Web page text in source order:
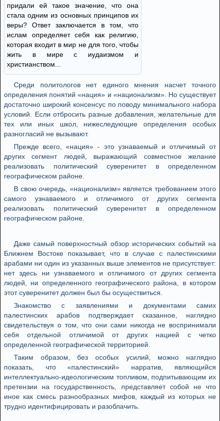
придали ей такое значение, что она
стала одним из основных принципов их
веры? Ответ заключается в том, что
ислам определяет себя как религию,
которая входит в мир не для того, чтобы
жить в мире с иудаизмом и
христианством...
Среди политологов нет единого мнения насчет точного
определения понятий «нация» и «национализм». Но существует
достаточно широкий консенсус по поводу минимального набора
условий. Если отбросить разные добавления, желательные для
тех или иных школ, нижеследующие определения особых
разногласий не вызывают.
Прежде всего, «нация» - это узнаваемый и отличимый от
других сегмент людей, выражающий совместное желание
реализовать политический суверенитет в определенном
географическом районе.
В свою очередь, «национализм» является требованием этого
самого узнаваемого и отличимого от других сегмента
реализовать политический суверенитет в определенном
географическом районе.
Даже самый поверхностный обзор исторических событий на
Ближнем Востоке показывает, что в случае с палестинскими
арабами ни один из указанных выше элементов не присутствует:
нет здесь ни узнаваемого и отличимого от других сегмента
людей, ни определенного географического района, в котором
этот суверенитет должен был бы осуществиться.
Знакомство с заявлениями и документами самих
палестинских арабов подтверждает сказанное, наглядно
свидетельствуя о том, что они сами никогда не воспринимали
себя отдельной отличимой от других нацией с четко
определенной географической территорией.
Таким образом, без особых усилий, можно наглядно
показать, что «палестинский» нарратив, являющийся
интеллектуально-идеологическим топливом, подпитывающим их
претензии на государственность, представляет собой не что
иное как смесь разнообразных мифов, каждый из которых не
трудно идентифицировать и разоблачить.